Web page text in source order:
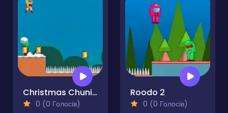
Christmas Chuni Bot 2
0 (0 Голосів)
Roodo 2
0 (0 Голосів)